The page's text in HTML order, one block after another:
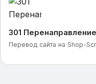
301 Перенаправление
Перевод сайта на Shop-